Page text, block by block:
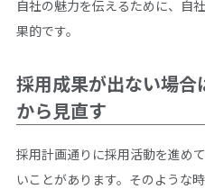
自社の魅力を伝えるために、自
果的です。
採用成果が出ない場
から見直す
採用計画通りに採用活動を進め
いことがあります。そのような時